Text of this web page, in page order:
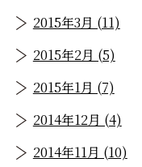
2015年3月 (11)
2015年2月 (5)
2015年1月 (7)
2014年12月 (4)
2014年11月 (10)